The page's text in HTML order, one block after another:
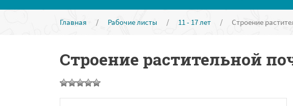
Главная / Рабочие листы / 11 - 17 лет / Строение
Строение растительной